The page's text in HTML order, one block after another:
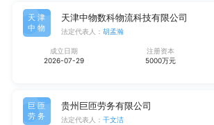
天津
中物
天津中物数科物流科技有限公司
法定代表人： 胡孟瀚
成立日期
2026-07-29
注册资本
5000万元
巨匝
劳务
贵州巨匝劳务有限公司
法定代表人： 干文洁